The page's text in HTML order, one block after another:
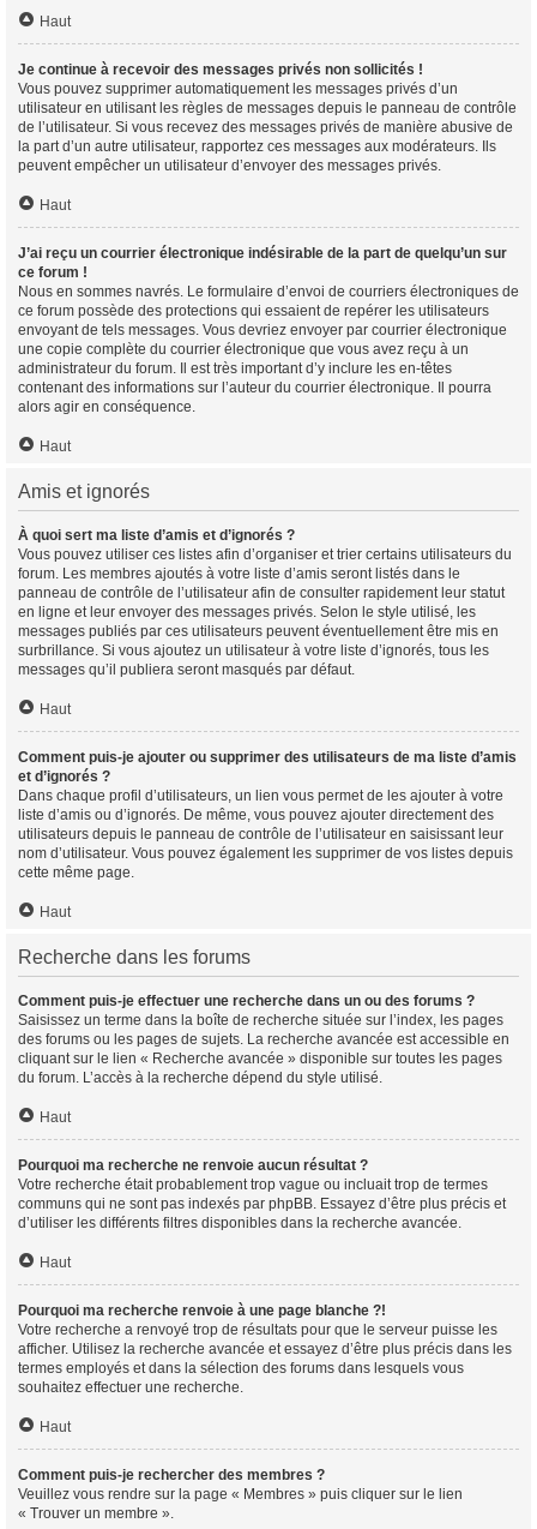
Haut
Je continue à recevoir des messages privés non sollicités !
Vous pouvez supprimer automatiquement les messages privés d’un
utilisateur en utilisant les règles de messages depuis le panneau de contrôle
de l’utilisateur. Si vous recevez des messages privés de manière abusive de
la part d’un autre utilisateur, rapportez ces messages aux modérateurs. Ils
peuvent empêcher un utilisateur d’envoyer des messages privés.
Haut
J’ai reçu un courrier électronique indésirable de la part de quelqu’un sur
ce forum !
Nous en sommes navrés. Le formulaire d’envoi de courriers électroniques de
ce forum possède des protections qui essaient de repérer les utilisateurs
envoyant de tels messages. Vous devriez envoyer par courrier électronique
une copie complète du courrier électronique que vous avez reçu à un
administrateur du forum. Il est très important d’y inclure les en-têtes
contenant des informations sur l’auteur du courrier électronique. Il pourra
alors agir en conséquence.
Haut
Amis et ignorés
À quoi sert ma liste d’amis et d’ignorés ?
Vous pouvez utiliser ces listes afin d’organiser et trier certains utilisateurs du
forum. Les membres ajoutés à votre liste d’amis seront listés dans le
panneau de contrôle de l’utilisateur afin de consulter rapidement leur statut
en ligne et leur envoyer des messages privés. Selon le style utilisé, les
messages publiés par ces utilisateurs peuvent éventuellement être mis en
surbrillance. Si vous ajoutez un utilisateur à votre liste d’ignorés, tous les
messages qu’il publiera seront masqués par défaut.
Haut
Comment puis-je ajouter ou supprimer des utilisateurs de ma liste d’amis
et d’ignorés ?
Dans chaque profil d’utilisateurs, un lien vous permet de les ajouter à votre
liste d’amis ou d’ignorés. De même, vous pouvez ajouter directement des
utilisateurs depuis le panneau de contrôle de l’utilisateur en saisissant leur
nom d’utilisateur. Vous pouvez également les supprimer de vos listes depuis
cette même page.
Haut
Recherche dans les forums
Comment puis-je effectuer une recherche dans un ou des forums ?
Saisissez un terme dans la boîte de recherche située sur l’index, les pages
des forums ou les pages de sujets. La recherche avancée est accessible en
cliquant sur le lien « Recherche avancée » disponible sur toutes les pages
du forum. L’accès à la recherche dépend du style utilisé.
Haut
Pourquoi ma recherche ne renvoie aucun résultat ?
Votre recherche était probablement trop vague ou incluait trop de termes
communs qui ne sont pas indexés par phpBB. Essayez d’être plus précis et
d’utiliser les différents filtres disponibles dans la recherche avancée.
Haut
Pourquoi ma recherche renvoie à une page blanche ?!
Votre recherche a renvoyé trop de résultats pour que le serveur puisse les
afficher. Utilisez la recherche avancée et essayez d’être plus précis dans les
termes employés et dans la sélection des forums dans lesquels vous
souhaitez effectuer une recherche.
Haut
Comment puis-je rechercher des membres ?
Veuillez vous rendre sur la page « Membres » puis cliquer sur le lien
« Trouver un membre ».